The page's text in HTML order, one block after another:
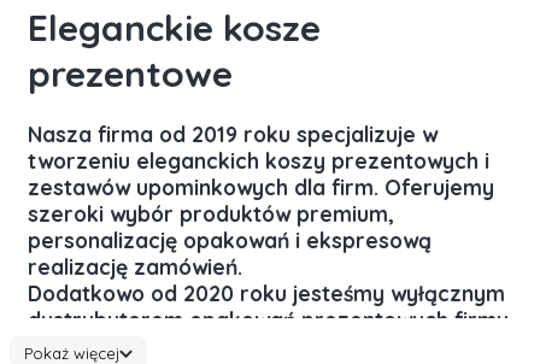
Eleganckie kosze
prezentowe
Nasza firma od 2019 roku specjalizuje w
tworzeniu eleganckich koszy prezentowych i
zestawów upominkowych dla firm. Oferujemy
szeroki wybór produktów premium,
personalizację opakowań i ekspresową
realizację zamówień.
Dodatkowo od 2020 roku jesteśmy wyłącznym
dystrybutorem opakowań prezentowych firmy
Bambou Diffusion.
Pokaż więcej